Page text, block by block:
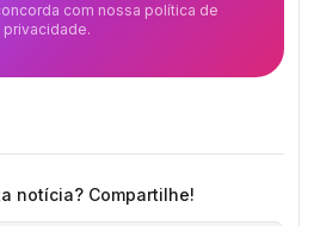
com nossa política de
privacidade.
notícia? Compartilhe!